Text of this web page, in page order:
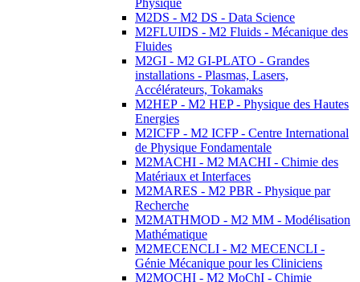
Physique
M2DS - M2 DS - Data Science
M2FLUIDS - M2 Fluids - Mécanique des
Fluides
M2GI - M2 GI-PLATO - Grandes
installations - Plasmas, Lasers,
Accélérateurs, Tokamaks
M2HEP - M2 HEP - Physique des Hautes
Energies
M2ICFP - M2 ICFP - Centre International
de Physique Fondamentale
M2MACHI - M2 MACHI - Chimie des
Matériaux et Interfaces
M2MARES - M2 PBR - Physique par
Recherche
M2MATHMOD - M2 MM - Modélisation
Mathématique
M2MECENCLI - M2 MECENCLI -
Génie Mécanique pour les Cliniciens
M2MOCHI - M2 MoChI - Chimie